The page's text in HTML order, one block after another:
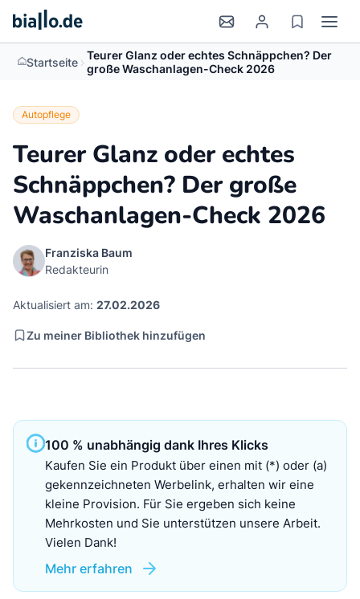
Startseite > Teurer Glanz oder echtes Schnäppchen? Der
große Waschanlagen-Check 2026
Autopflege
Teurer Glanz oder echtes
Schnäppchen? Der große
Waschanlagen-Check 2026
Franziska Baum
Redakteurin
Aktualisiert am: 27.02.2026
Zu meiner Bibliothek hinzufügen
100 % unabhängig dank Ihres Klicks
Kaufen Sie ein Produkt über einen mit (*) oder (a)
gekennzeichneten Werbelink, erhalten wir eine
kleine Provision. Für Sie ergeben sich keine
Mehrkosten und Sie unterstützen unsere Arbeit.
Vielen Dank!
Mehr erfahren